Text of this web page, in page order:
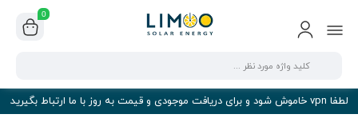
0
لطفا vpn خاموش شود و برای دریافت موجودی و قیمت به روز با ما ارتباط بگیرید